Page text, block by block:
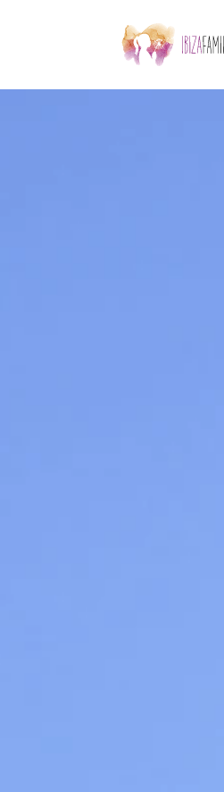
Skip to main content